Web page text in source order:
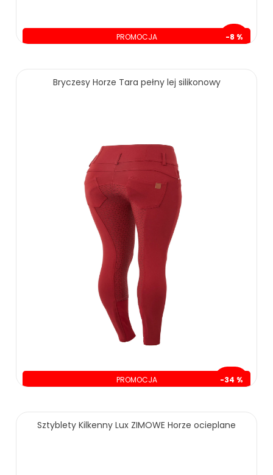
PROMOCJA -8 %
165.00 zł 179.00 zł
Bryczesy Horze Tara pełny lej silikonowy
PROMOCJA -34 %
Sztyblety Kilkenny Lux ZIMOWE Horze ocieplane